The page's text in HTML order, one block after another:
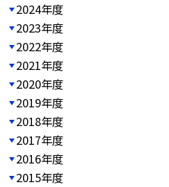
2024年度
2023年度
2022年度
2021年度
2020年度
2019年度
2018年度
2017年度
2016年度
2015年度